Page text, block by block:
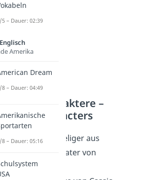
Weitere Charaktere –
Characters
Brabantio:
Adeliger aus
Venedig und Vater von
Desdemona
5 – Dauer: 02:39
Amerika
Dream
8 – Dauer: 04:49
8 – Dauer: 05:16